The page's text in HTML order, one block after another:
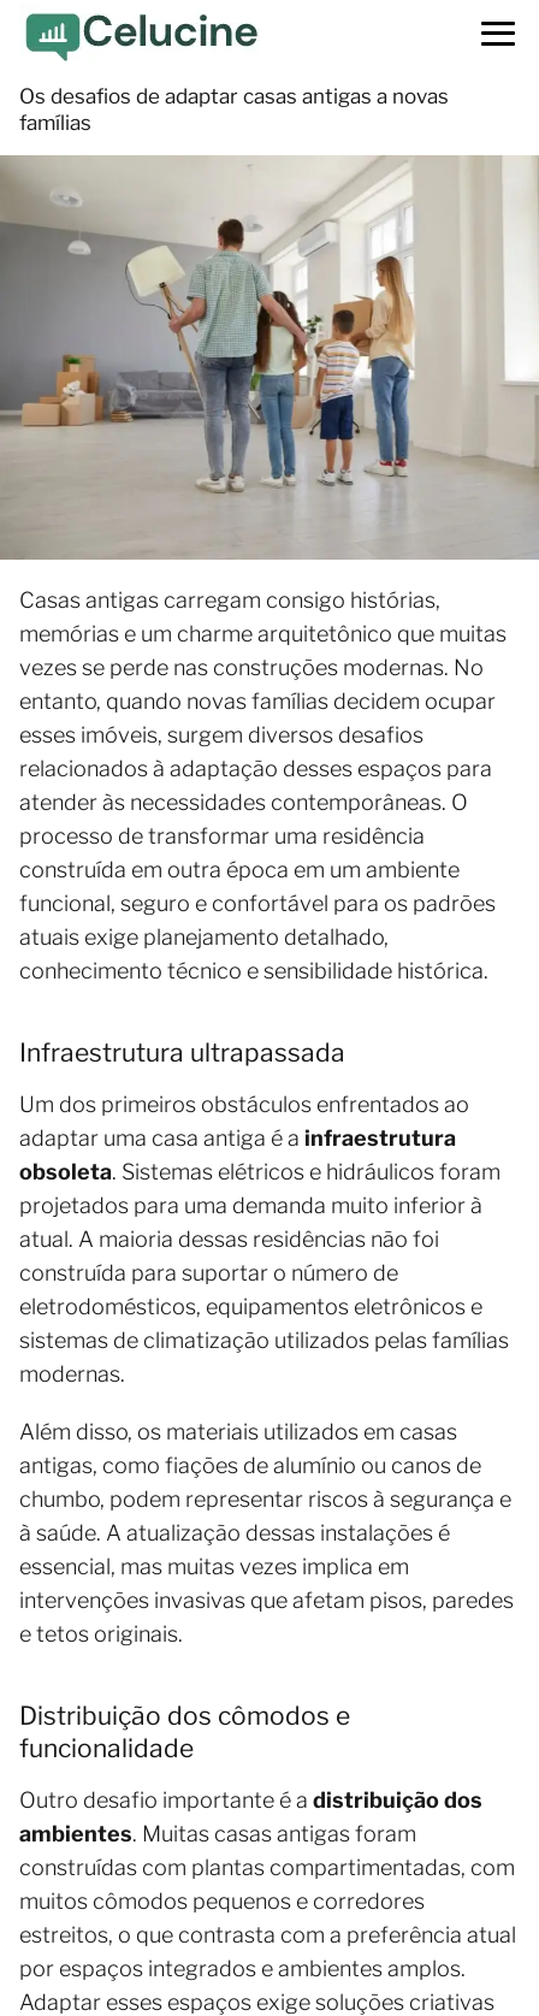
Os desafios de adaptar casas antigas a novas
famílias
Casas antigas carregam consigo histórias,
memórias e um charme arquitetônico que muitas
vezes se perde nas construções modernas. No
entanto, quando novas famílias decidem ocupar
esses imóveis, surgem diversos desafios
relacionados à adaptação desses espaços para
atender às necessidades contemporâneas. O
processo de transformar uma residência
construída em outra época em um ambiente
funcional, seguro e confortável para os padrões
atuais exige planejamento detalhado,
conhecimento técnico e sensibilidade histórica.
Infraestrutura ultrapassada
Um dos primeiros obstáculos enfrentados ao
adaptar uma casa antiga é a infraestrutura
obsoleta. Sistemas elétricos e hidráulicos foram
projetados para uma demanda muito inferior à
atual. A maioria dessas residências não foi
construída para suportar o número de
eletrodomésticos, equipamentos eletrônicos e
sistemas de climatização utilizados pelas famílias
modernas.
Além disso, os materiais utilizados em casas
antigas, como fiações de alumínio ou canos de
chumbo, podem representar riscos à segurança e
à saúde. A atualização dessas instalações é
essencial, mas muitas vezes implica em
intervenções invasivas que afetam pisos, paredes
e tetos originais.
Distribuição dos cômodos e
funcionalidade
Outro desafio importante é a distribuição dos
ambientes. Muitas casas antigas foram
construídas com plantas compartimentadas, com
muitos cômodos pequenos e corredores
estreitos, o que contrasta com a preferência atual
por espaços integrados e ambientes amplos.
Adaptar esses espaços exige soluções criativas